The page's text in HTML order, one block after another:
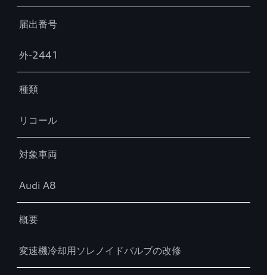
届出番号
外-2441
種類
リコール
対象車両
Audi A8
概要
変速機冷却用ソレノイドバルブの改修